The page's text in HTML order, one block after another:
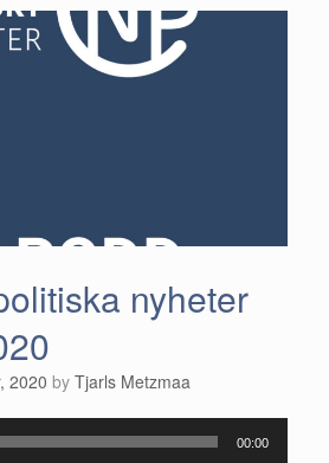
nyheter
2020 by Tjarls Metzmaa
00:00